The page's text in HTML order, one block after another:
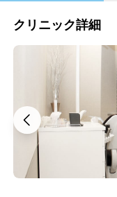
クリニック詳細